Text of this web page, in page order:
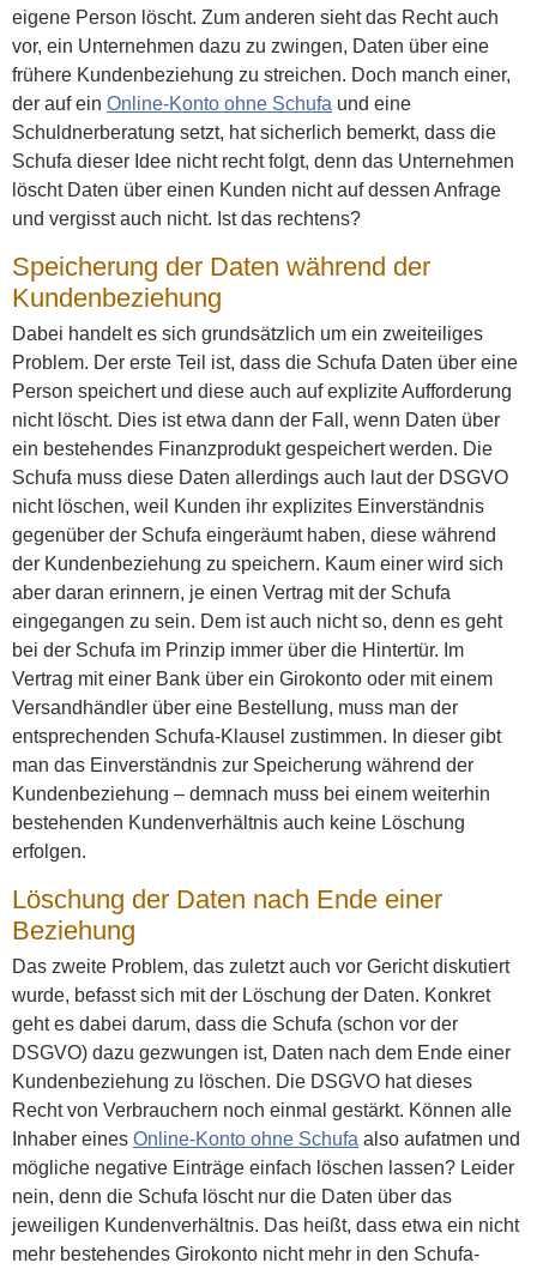
eigene Person löscht. Zum anderen sieht das Recht auch
vor, ein Unternehmen dazu zu zwingen, Daten über eine
frühere Kundenbeziehung zu streichen. Doch manch einer,
der auf ein Online-Konto ohne Schufa und eine
Schuldnerberatung setzt, hat sicherlich bemerkt, dass die
Schufa dieser Idee nicht recht folgt, denn das Unternehmen
löscht Daten über einen Kunden nicht auf dessen Anfrage
und vergisst auch nicht. Ist das rechtens?
Speicherung der Daten während der
Kundenbeziehung
Dabei handelt es sich grundsätzlich um ein zweiteiliges
Problem. Der erste Teil ist, dass die Schufa Daten über eine
Person speichert und diese auch auf explizite Aufforderung
nicht löscht. Dies ist etwa dann der Fall, wenn Daten über
ein bestehendes Finanzprodukt gespeichert werden. Die
Schufa muss diese Daten allerdings auch laut der DSGVO
nicht löschen, weil Kunden ihr explizites Einverständnis
gegenüber der Schufa eingeräumt haben, diese während
der Kundenbeziehung zu speichern. Kaum einer wird sich
aber daran erinnern, je einen Vertrag mit der Schufa
eingegangen zu sein. Dem ist auch nicht so, denn es geht
bei der Schufa im Prinzip immer über die Hintertür. Im
Vertrag mit einer Bank über ein Girokonto oder mit einem
Versandhändler über eine Bestellung, muss man der
entsprechenden Schufa-Klausel zustimmen. In dieser gibt
man das Einverständnis zur Speicherung während der
Kundenbeziehung – demnach muss bei einem weiterhin
bestehenden Kundenverhältnis auch keine Löschung
erfolgen.
Löschung der Daten nach Ende einer
Beziehung
Das zweite Problem, das zuletzt auch vor Gericht diskutiert
wurde, befasst sich mit der Löschung der Daten. Konkret
geht es dabei darum, dass die Schufa (schon vor der
DSGVO) dazu gezwungen ist, Daten nach dem Ende einer
Kundenbeziehung zu löschen. Die DSGVO hat dieses
Recht von Verbrauchern noch einmal gestärkt. Können alle
Inhaber eines Online-Konto ohne Schufa also aufatmen und
mögliche negative Einträge einfach löschen lassen? Leider
nein, denn die Schufa löscht nur die Daten über das
jeweiligen Kundenverhältnis. Das heißt, dass etwa ein nicht
mehr bestehendes Girokonto nicht mehr in den Schufa-